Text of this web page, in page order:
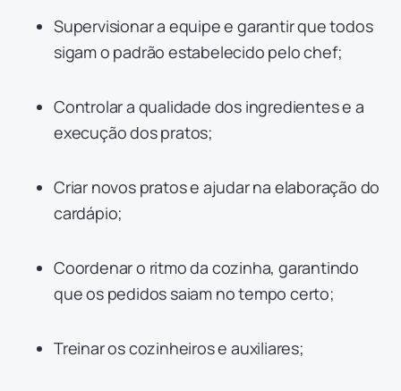
Supervisionar a equipe e garantir que todos
sigam o padrão estabelecido pelo chef;
Controlar a qualidade dos ingredientes e a
execução dos pratos;
Criar novos pratos e ajudar na elaboração do
cardápio;
Coordenar o ritmo da cozinha, garantindo
que os pedidos saiam no tempo certo;
Treinar os cozinheiros e auxiliares;